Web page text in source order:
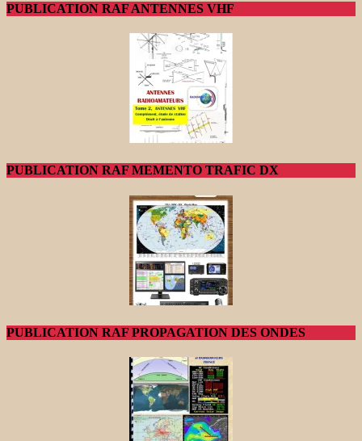
PUBLICATION RAF ANTENNES VHF
PUBLICATION RAF MEMENTO TRAFIC DX
PUBLICATION RAF PROPAGATION DES ONDES